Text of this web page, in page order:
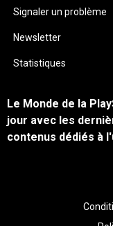
Signaler un problème
Newsletter
Statistiques
Le Monde de la
jour avec les
contenus dédiés à